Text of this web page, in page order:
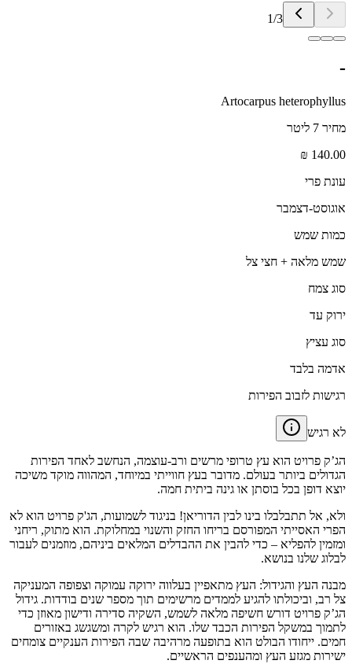
1/3
-
Artocarpus heterophyllus
מחיר 7 ליטר
140.00 ₪
עונת פרי
אוגוסט-דצמבר
כמות שמש
שמש מלאה + חצי צל
סוג צמח
ירוק עד
סוג עציץ
אדמה בלבד
רגישות לזבוב הפירות
לא רגיש
הג’ק פרויט הוא עץ טרופי מרשים ורב-עוצמה, הנחשב לאחד הפירות
הגדולים ביותר בעולם. מדובר בעץ חווייתי במיוחד, המהווה מוקד משיכה
יוצא דופן בכל בוסתן או גינה ביתית חמה.
ולא, אל תתבלבלו בינו לבין הדוריאן! בניגוד לשמועות, הג'ק פרויט הוא לא
הפרי האסייתי המפורסם בריחו החזק והשנוי במחלוקת. הוא מתוק, ריחני
ומזמין להפליא – כדי להבין את ההבדלים המלאים ביניהם, מוזמנים לעבור
לבלוג שלנו בנושא.
מבנה העץ והגידול: העץ מתאפיין בעלווה ירוקה עמוקה וצפופה המעניקה
צל רב, וביכולתו להגיע לממדים מרשימים תוך מספר שנים בודדות. גידול
הג’ק פרויט דורש חשיפה מלאה לשמש, השקיה סדירה ודישון מאוזן כדי
לתמוך במשקל הפירות הכבד שלו. הוא רגיש לקרה ומשגשג באזורים
חמים. ייחודו הבולט הוא בתופעה מרהיבה שבה הפירות הענקיים צומחים
ישירות מגזע העץ ומהענפים הראשיים.